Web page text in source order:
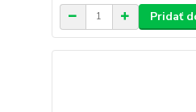
Pridať